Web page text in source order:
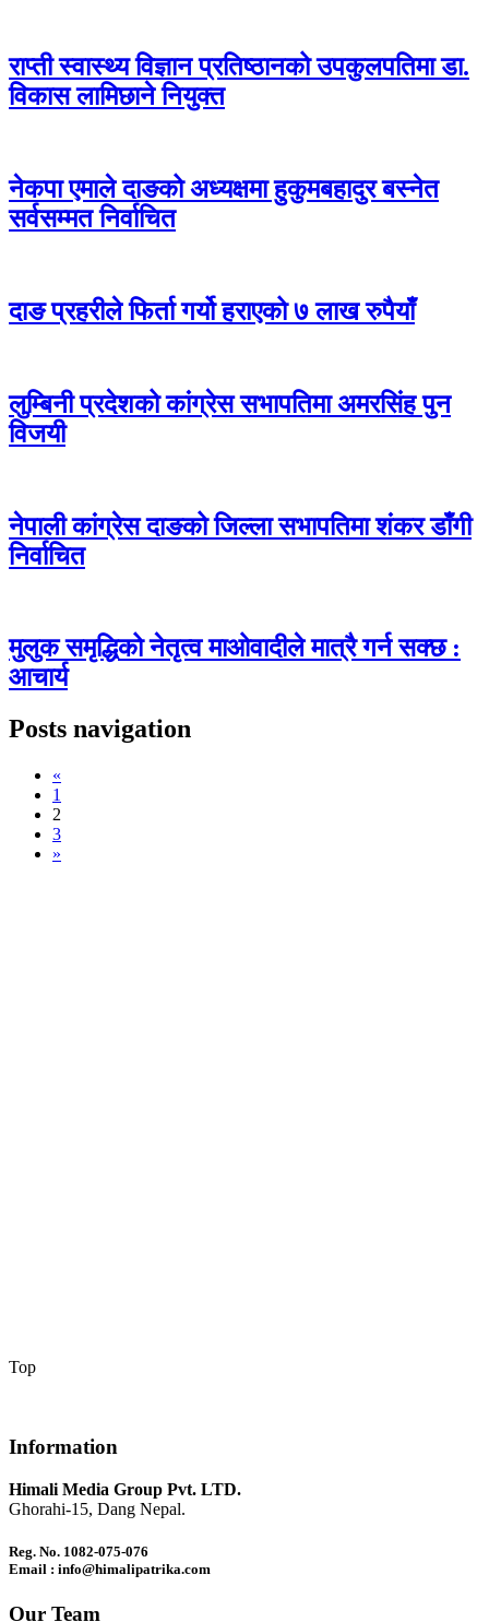
राप्ती स्वास्थ्य विज्ञान प्रतिष्ठानको उपकुलपतिमा डा.
विकास लामिछाने नियुक्त
नेकपा एमाले दाङको अध्यक्षमा हुकुमबहादुर बस्नेत
सर्वसम्मत निर्वाचित
दाङ प्रहरीले फिर्ता गर्यो हराएको ७ लाख रुपैयाँ
लुम्बिनी प्रदेशको कांग्रेस सभापतिमा अमरसिंह पुन
विजयी
नेपाली कांग्रेस दाङको जिल्ला सभापतिमा शंकर डाँगी
निर्वाचित
मुलुक समृद्धिको नेतृत्व माओवादीले मात्रै गर्न सक्छ :
आचार्य
Posts navigation
«
1
2
3
»
Top
Information
Himali Media Group Pvt. LTD.
Ghorahi-15, Dang Nepal.
Reg. No. 1082-075-076
Email : info@himalipatrika.com
Our Team